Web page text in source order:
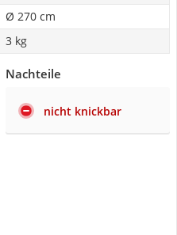
Ø 270 cm
3 kg
Nachteile
nicht knickbar